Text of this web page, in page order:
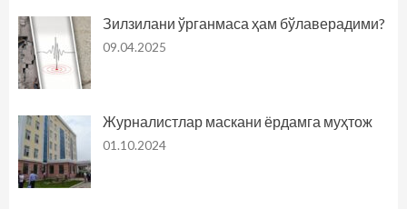
Зилзилани ўрганмаса ҳам бўлаверадими?
09.04.2025
Журналистлар маскани ёрдамга муҳтож
01.10.2024